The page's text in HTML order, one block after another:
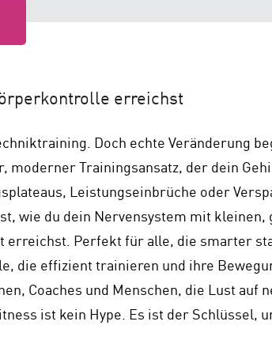
erreichst
Doch echte Veränderung
Trainingsansatz, der dein
Leistungseinbrüche oder
wie du dein Nervensystem mit kleinen,
erreichst. Perfekt für alle, die smarter
die effizient trainieren und ihre
Coaches und Menschen, die Lust auf
ist kein Hype. Es ist der Schlüssel,